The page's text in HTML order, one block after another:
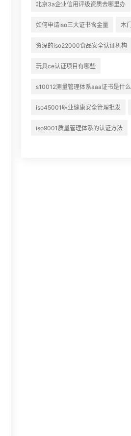
北京3a企业信用评级资质去哪里办
如何申请iso三大证书含金量 木
资深的iso22000食品安全认证机构
玩具ce认证项目有哪些
s10012测量管理体系aaa证书是什么
iso45001职业健康安全管理批发
iso9001质量管理体系的认证方法